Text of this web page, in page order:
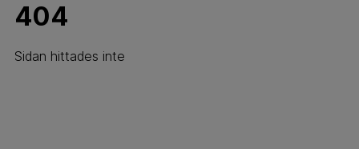
404
Sidan hittades inte